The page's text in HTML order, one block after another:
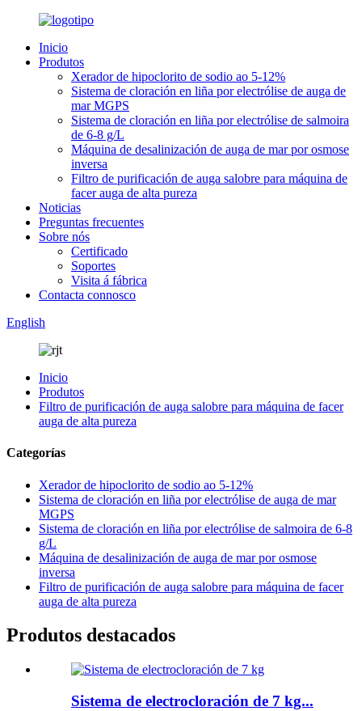
Inicio
Produtos
Xerador de hipoclorito de sodio ao 5-12%
Sistema de cloración en liña por electrólise de auga de
mar MGPS
Sistema de cloración en liña por electrólise de salmoira
de 6-8 g/L
Máquina de desalinización de auga de mar por osmose
inversa
Filtro de purificación de auga salobre para máquina de
facer auga de alta pureza
Noticias
Preguntas frecuentes
Sobre nós
Certificado
Soportes
Visita á fábrica
Contacta connosco
English
Inicio
Produtos
Filtro de purificación de auga salobre para máquina de facer
auga de alta pureza
Categorías
Xerador de hipoclorito de sodio ao 5-12%
Sistema de cloración en liña por electrólise de auga de mar
MGPS
Sistema de cloración en liña por electrólise de salmoira de 6-8
g/L
Máquina de desalinización de auga de mar por osmose
inversa
Filtro de purificación de auga salobre para máquina de facer
auga de alta pureza
Produtos destacados
Sistema de electrocloración de 7 kg...